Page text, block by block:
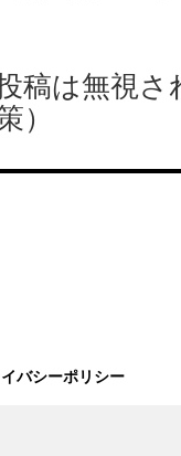
稿は無視
バシーポリシー